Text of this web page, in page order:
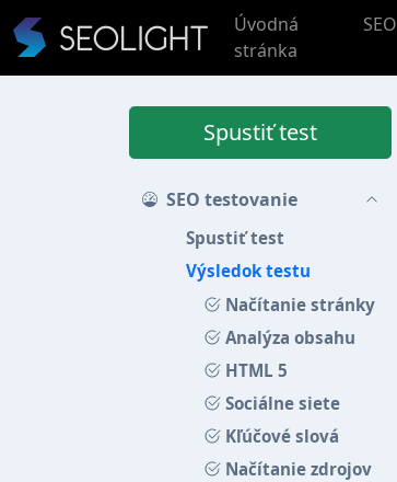
Úvodná
stránka
SEO
Spustiť test
SEO testovanie
Spustiť test
Výsledok testu
Načítanie stránky
Analýza obsahu
HTML 5
Sociálne siete
Kľúčové slová
Načítanie zdrojov